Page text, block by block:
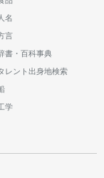
人名
言
書・百科事典
レント出身地検索
学